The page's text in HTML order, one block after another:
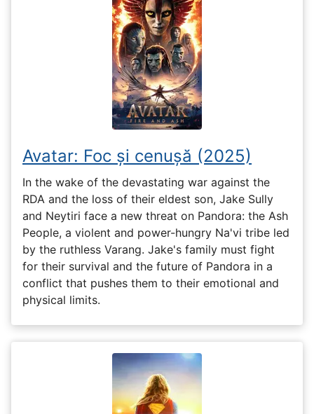
Avatar: Foc și cenușă (2025)
In the wake of the devastating war against the
RDA and the loss of their eldest son, Jake Sully
and Neytiri face a new threat on Pandora: the Ash
People, a violent and power-hungry Na'vi tribe led
by the ruthless Varang. Jake's family must fight
for their survival and the future of Pandora in a
conflict that pushes them to their emotional and
physical limits.